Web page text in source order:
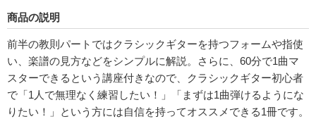
商品の説明
前半の教則パートではクラシックギターを持つフォームや指使
い、楽譜の見方などをシンプルに解説。さらに、60分で1曲マ
スターできるという講座付きなので、クラシックギター初心者
で「1人で無理なく練習したい！」「まずは1曲弾けるようにな
りたい！」という方には自信を持ってオススメできる1冊です。